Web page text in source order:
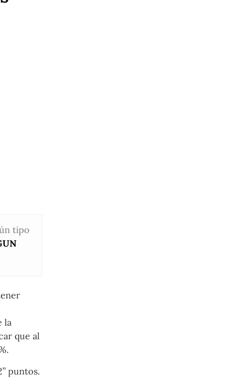
tipo
la
que al
puntos.